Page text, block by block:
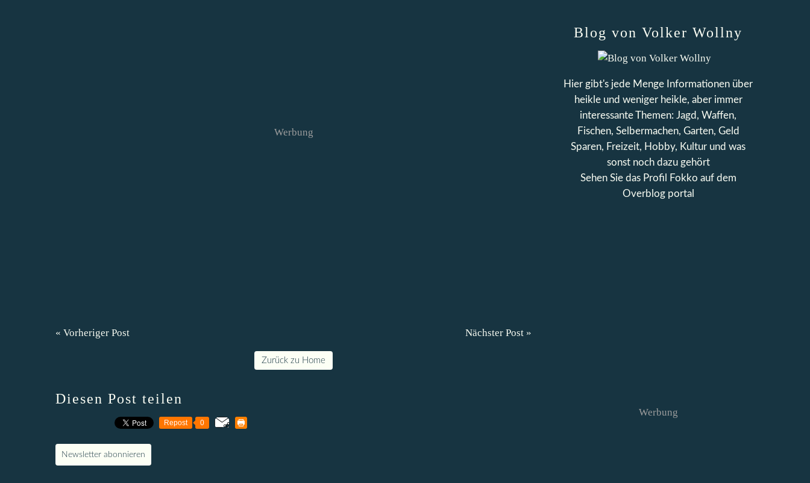
Werbung
« Vorheriger Post Nächster Post »
Zurück zu Home
Diesen Post teilen
Repost 0
Newsletter abonnieren
Blog von Volker Wollny
Hier gibt's jede Menge Informationen über
heikle und weniger heikle, aber immer
interessante Themen: Jagd, Waffen,
Fischen, Selbermachen, Garten, Geld
Sparen, Freizeit, Hobby, Kultur und was
sonst noch dazu gehört
Sehen Sie das Profil
Fokko auf dem
Overblog portal
Werbung